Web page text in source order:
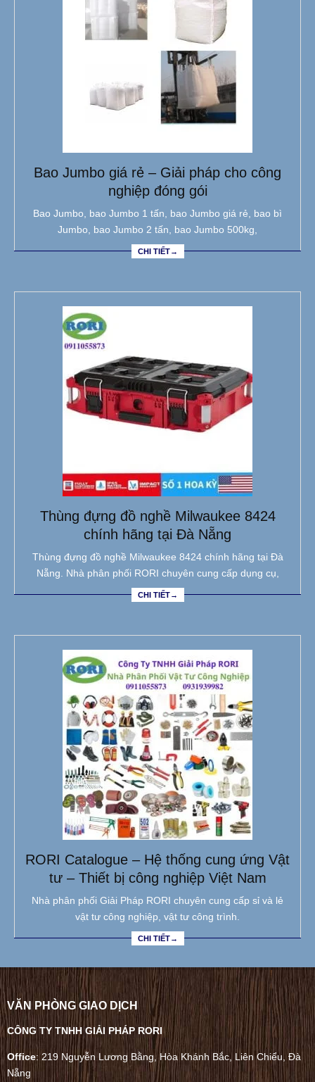
Bao Jumbo giá rẻ – Giải pháp cho công
nghiệp đóng gói
Bao Jumbo, bao Jumbo 1 tấn, bao Jumbo giá rẻ, bao bì
Jumbo, bao Jumbo 2 tấn, bao Jumbo 500kg,
CHI TIẾT→
Thùng đựng đồ nghề Milwaukee 8424
chính hãng tại Đà Nẵng
Thùng đựng đồ nghề Milwaukee 8424 chính hãng tại Đà
Nẵng. Nhà phân phối RORI chuyên cung cấp dụng cụ,
CHI TIẾT→
RORI Catalogue – Hệ thống cung ứng Vật
tư – Thiết bị công nghiệp Việt Nam
Nhà phân phối Giải Pháp RORI chuyên cung cấp sỉ và lẻ
vật tư công nghiệp, vật tư công trình.
CHI TIẾT→
VĂN PHÒNG GIAO DỊCH
CÔNG TY TNHH GIẢI PHÁP RORI
Office: 219 Nguyễn Lương Bằng, Hòa Khánh Bắc, Liên Chiểu, Đà
Nẵng